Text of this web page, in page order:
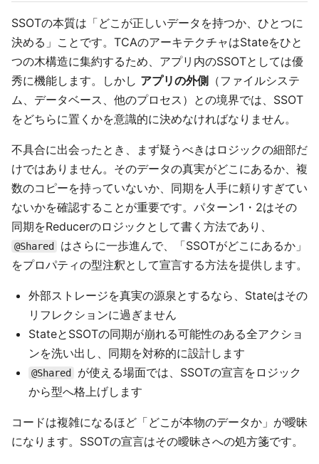
SSOTの本質は「どこが正しいデータを持つか、ひとつに
決める」ことです。TCAのアーキテクチャはStateをひと
つの木構造に集約するため、アプリ内のSSOTとしては優
秀に機能します。しかし アプリの外側 （ファイルシステ
ム、データベース、他のプロセス）との境界では、SSOT
をどちらに置くかを意識的に決めなければなりません。
不具合に出会ったとき、まず疑うべきはロジックの細部だ
けではありません。そのデータの真実がどこにあるか、複
数のコピーを持っていないか、同期を人手に頼りすぎてい
ないかを確認することが重要です。パターン1・2はその
同期をReducerのロジックとして書く方法であり、
@Shared
はさらに一歩進んで、「SSOTがどこにあるか」
をプロパティの型注釈として宣言する方法を提供します。
外部ストレージを真実の源泉とするなら、Stateはその
リフレクションに過ぎません
StateとSSOTの同期が崩れる可能性のある全アクショ
ンを洗い出し、同期を対称的に設計します
@Shared
が使える場面では、SSOTの宣言をロジック
から型へ格上げします
コードは複雑になるほど「どこが本物のデータか」が曖昧
になります。SSOTの宣言はその曖昧さへの処方箋です。